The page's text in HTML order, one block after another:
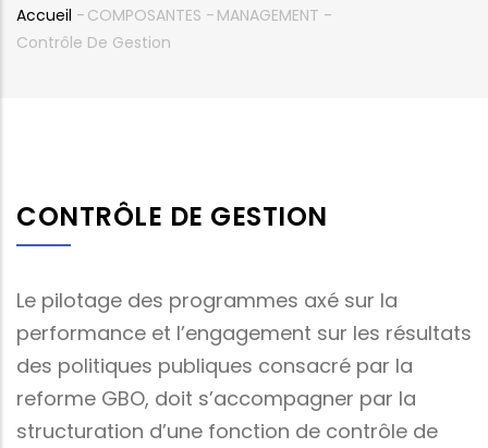
Fil
Accueil - COMPOSANTES - MANAGEMENT -
Contrôle De Gestion
CONTRÔLE DE GESTION
Le pilotage des programmes axé sur la
performance et l’engagement sur les résultats
des politiques publiques consacré par la
reforme GBO, doit s’accompagner par la
structuration d’une fonction de contrôle de